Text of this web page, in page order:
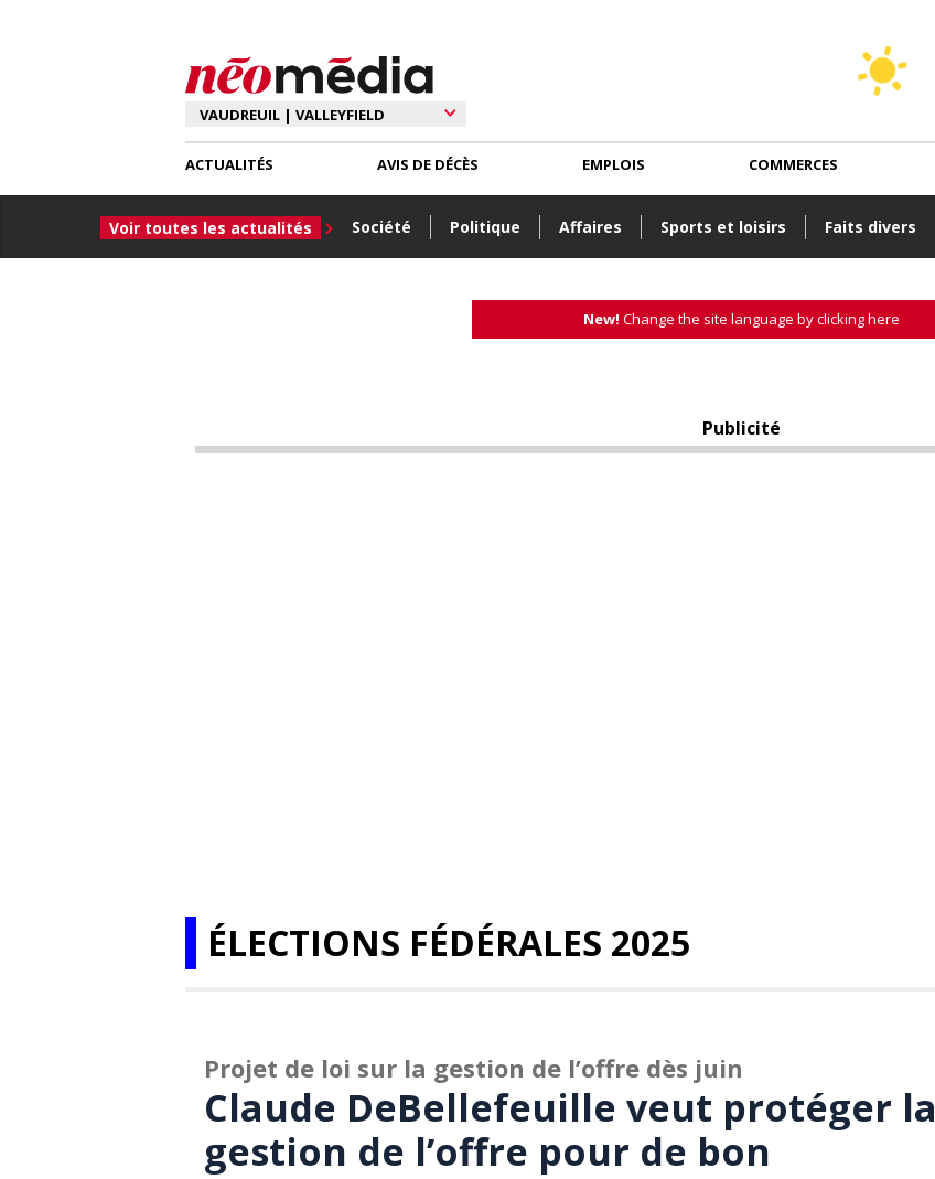
ACTUALITÉS
Voir toutes les actualités Société Politique Affaires Sports et loisirs Faits divers
AVIS DE DÉCÈS EMPLOIS COMMERCES
New! Change the site language by clicking here
Publicité
ÉLECTIONS FÉDÉRALES 2025
Projet de loi sur la gestion de l’offre dès juin
Claude DeBellefeuille veut protéger la
gestion de l’offre pour de bon